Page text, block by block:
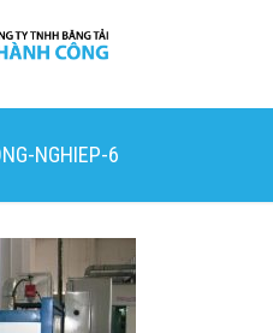
NGHIEP-6